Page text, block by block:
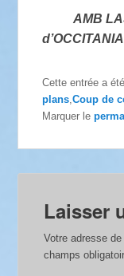
AMB LAS
Cette entrée a
plans ,Coup de
Marquer le
Laisser
Votre adresse
champs